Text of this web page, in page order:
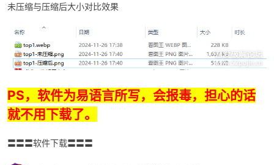
jie.
未压缩与压缩后大小对比效果
PS，软件为易语言所写，会报毒，担心的话
就不用下载了。
〓〓〓软件下载〓〓〓